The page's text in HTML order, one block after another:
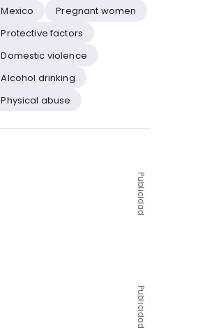
Mexico
Pregnant women
Protective factors
Domestic violence
Alcohol drinking
Physical abuse
Publicidad
Publicidad